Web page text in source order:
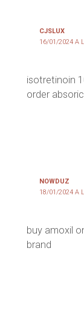
CJSLUX
16/01/2024 A
isotretinoin
order
NOWDUZ
18/01/2024 A
buy amoxil
brand